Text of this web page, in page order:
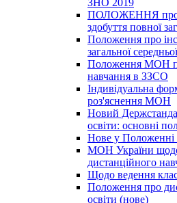
ПОЛОЖЕННЯ про
здобуття повної
Положення про
загальної
Положення МОН
навчання в ЗЗСО
Індивідуальна
роз'яснення МОН
Новий
освіти: основні
Нове у Положенні
МОН України щодо
дистанційного
Щодо ведення
Положення про
освіти (нове)